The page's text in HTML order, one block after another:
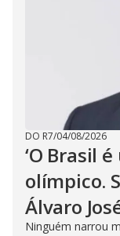
DO R7/04/08/2026
‘O Brasil
olímpico.
Álvaro
Ninguém narrou